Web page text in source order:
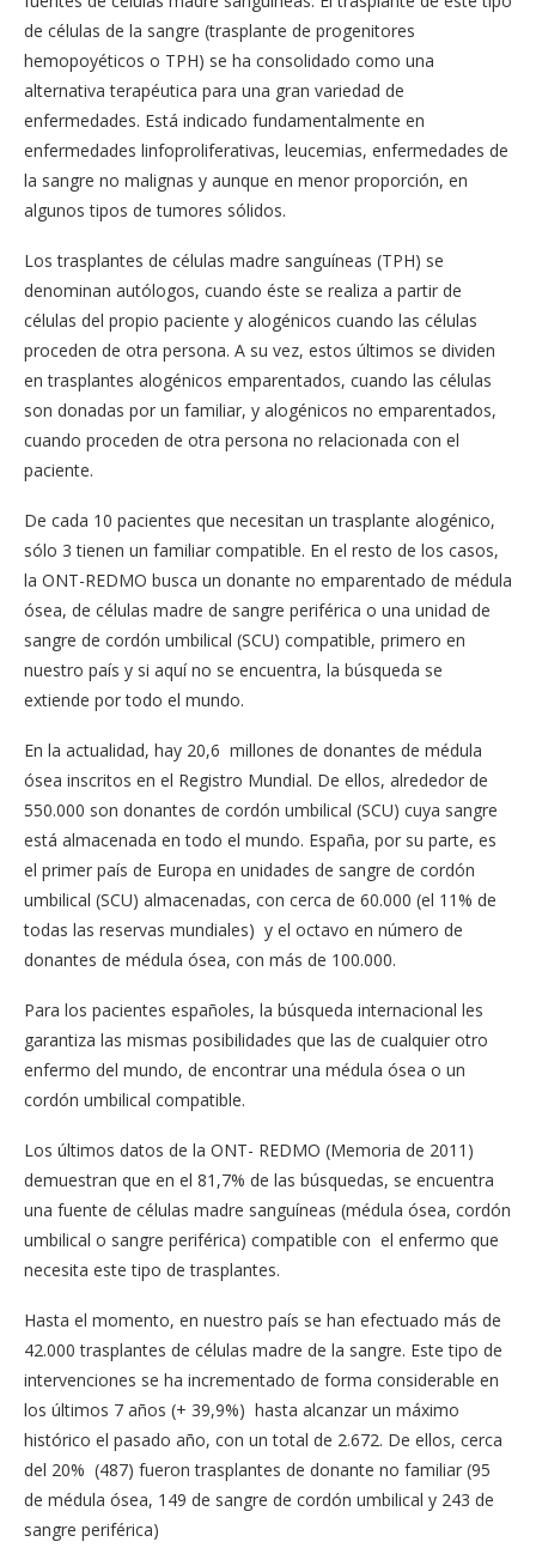
de células de la sangre (trasplante de progenitores
hemopoyéticos o TPH) se ha consolidado como una
alternativa terapéutica para una gran variedad de
enfermedades. Está indicado fundamentalmente en
enfermedades linfoproliferativas, leucemias, enfermedades de
la sangre no malignas y aunque en menor proporción, en
algunos tipos de tumores sólidos.
Los trasplantes de células madre sanguíneas (TPH) se
denominan autólogos, cuando éste se realiza a partir de
células del propio paciente y alogénicos cuando las células
proceden de otra persona. A su vez, estos últimos se dividen
en trasplantes alogénicos emparentados, cuando las células
son donadas por un familiar, y alogénicos no emparentados,
cuando proceden de otra persona no relacionada con el
paciente.
De cada 10 pacientes que necesitan un trasplante alogénico,
sólo 3 tienen un familiar compatible. En el resto de los casos,
la ONT-REDMO busca un donante no emparentado de médula
ósea, de células madre de sangre periférica o una unidad de
sangre de cordón umbilical (SCU) compatible, primero en
nuestro país y si aquí no se encuentra, la búsqueda se
extiende por todo el mundo.
En la actualidad, hay 20,6 millones de donantes de médula
ósea inscritos en el Registro Mundial. De ellos, alrededor de
550.000 son donantes de cordón umbilical (SCU) cuya sangre
está almacenada en todo el mundo. España, por su parte, es
el primer país de Europa en unidades de sangre de cordón
umbilical (SCU) almacenadas, con cerca de 60.000 (el 11% de
todas las reservas mundiales) y el octavo en número de
donantes de médula ósea, con más de 100.000.
Para los pacientes españoles, la búsqueda internacional les
garantiza las mismas posibilidades que las de cualquier otro
enfermo del mundo, de encontrar una médula ósea o un
cordón umbilical compatible.
Los últimos datos de la ONT- REDMO (Memoria de 2011)
demuestran que en el 81,7% de las búsquedas, se encuentra
una fuente de células madre sanguíneas (médula ósea, cordón
umbilical o sangre periférica) compatible con el enfermo que
necesita este tipo de trasplantes.
Hasta el momento, en nuestro país se han efectuado más de
42.000 trasplantes de células madre de la sangre. Este tipo de
intervenciones se ha incrementado de forma considerable en
los últimos 7 años (+ 39,9%) hasta alcanzar un máximo
histórico el pasado año, con un total de 2.672. De ellos, cerca
del 20% (487) fueron trasplantes de donante no familiar (95
de médula ósea, 149 de sangre de cordón umbilical y 243 de
sangre periférica)